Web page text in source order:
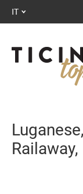
IT